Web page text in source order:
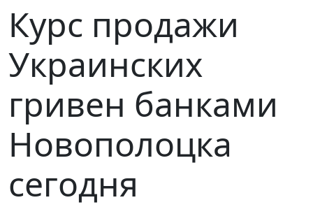
Курс продажи
Украинских
гривен банками
Новополоцка
сегодня